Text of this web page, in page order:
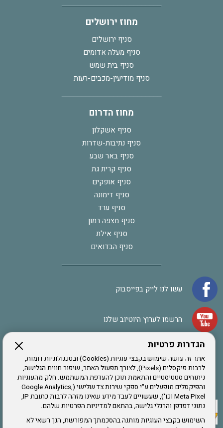
הגדרות פרטיות
אתר זה עושה שימוש בקבצי עוגיות (Cookies) ובטכנולוגיות דומות,
לרבות פיקסלים (Pixels), לצורך תפעול האתר, שיפור חווית הגלישה,
ניתוחים סטטיסטיים והתאמת תוכן להעדפת המשתמש. חלק מהעוגיות
והפיקסלים מופעלים ע"י ספקי שירות צד שלישי (Google Analytics,
Meta Pixel וכו'), שעשויים לעבד מידע שאינו מזהה לרבות כתובת IP,
נתוני דפדפן והרגלי גלישה, בהתאם למדיניות הפרטיות שלהם.
השימוש בקבצי העוגיות מותנה בהסכמתך המפורשת, הנך רשאי לא
מחוז ירושלים
סניף ירושלים
סניף מעלה אדומים
סניף בית שמש
סניף מודיעין-מכבים-רעות
מחוז הדרום
סניף אשקלון
סניף נתיבות-שדרות
סניף באר שבע
סניף קרית גת
סניף אופקים
סניף דימונה
סניף ערד
סניף מצפה רמון
סניף אילת
סניף הבדואים
עשו לנו לייק בפייסבוק
הרשמו לערוץ היוטיוב שלנו
אתר צה"ל
תקנון האתר